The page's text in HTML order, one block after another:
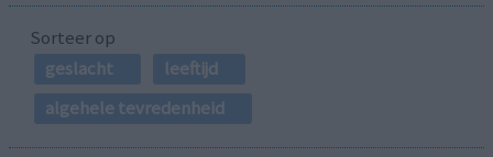
Sorteer op
geslacht
leeftijd
algehele tevredenheid